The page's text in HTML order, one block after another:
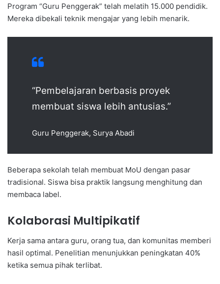
Program “Guru Penggerak” telah melatih 15.000 pendidik.
Mereka dibekali teknik mengajar yang lebih menarik.
“Pembelajaran berbasis proyek
membuat siswa lebih antusias.”
Guru Penggerak, Surya Abadi
Beberapa sekolah telah membuat MoU dengan pasar
tradisional. Siswa bisa praktik langsung menghitung dan
membaca label.
Kolaborasi Multipikatif
Kerja sama antara guru, orang tua, dan komunitas memberi
hasil optimal. Penelitian menunjukkan peningkatan 40%
ketika semua pihak terlibat.